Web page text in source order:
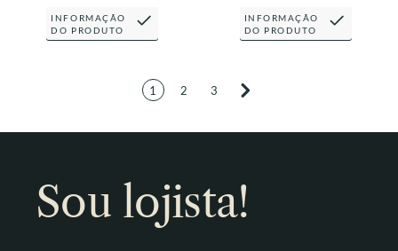
INFORMAÇÃO
DO PRODUTO
INFORMAÇÃO
DO PRODUTO
1 2 3
Sou lojista!